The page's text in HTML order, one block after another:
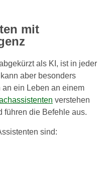
mit
als KI, ist in jeder
aber besonders
ein Leben an einem
verstehen
führen die Befehle aus.
sind: